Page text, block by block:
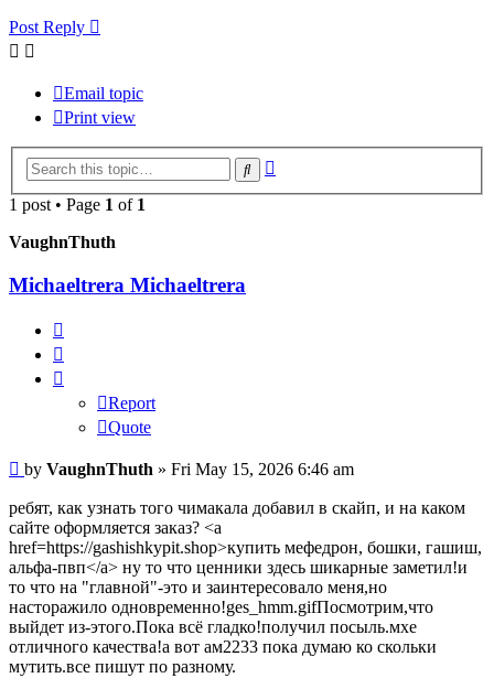
Post Reply
Email topic
Print view
Search
1 post • Page 1 of 1
VaughnThuth
Michaeltrera Michaeltrera
Report
Quote
Post
by VaughnThuth » Fri May 15, 2026 6:46 am
ребят, как узнать того чимакала добавил в скайп, и на каком
сайте оформляется заказ? <a
href=https://gashishkypit.shop>купить мефедрон, бошки, гашиш,
альфа-пвп</a> ну то что ценники здесь шикарные заметил!и
то что на "главной"-это и заинтересовало меня,но
насторажило одновременно!ges_hmm.gifПосмотрим,что
выйдет из-этого.Пока всё гладко!получил посыль.мхе
отличного качества!а вот ам2233 пока думаю ко скольки
мутить.все пишут по разному.